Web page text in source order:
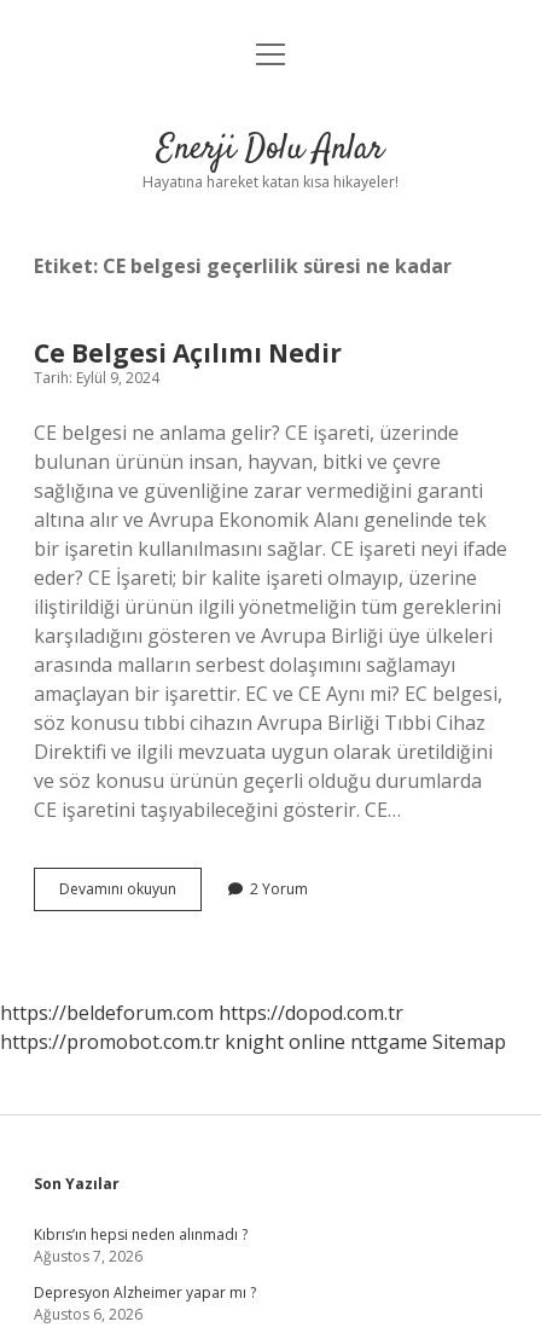
Anasayfa
Yasal Uyarı
menüyü
Enerji Dolu Anlar
Hayatına hareket katan kısa hikayeler!
Etiket: CE belgesi geçerlilik süresi ne kadar
Ce Belgesi Açılımı Nedir
Tarih: Eylül 9, 2024
CE belgesi ne anlama gelir? CE işareti, üzerinde
bulunan ürünün insan, hayvan, bitki ve çevre
sağlığına ve güvenliğine zarar vermediğini garanti
altına alır ve Avrupa Ekonomik Alanı genelinde tek
bir işaretin kullanılmasını sağlar. CE işareti neyi ifade
eder? CE İşareti; bir kalite işareti olmayıp, üzerine
iliştirildiği ürünün ilgili yönetmeliğin tüm gereklerini
karşıladığını gösteren ve Avrupa Birliği üye ülkeleri
arasında malların serbest dolaşımını sağlamayı
amaçlayan bir işarettir. EC ve CE Aynı mi? EC belgesi,
söz konusu tıbbi cihazın Avrupa Birliği Tıbbi Cihaz
Direktifi ve ilgili mevzuata uygun olarak üretildiğini
ve söz konusu ürünün geçerli olduğu durumlarda
CE işaretini taşıyabileceğini gösterir. CE…
Devamını okuyun
Belgesi
2 Yorum
https://beldeforum.com https://dopod.com.tr
https://promobot.com.tr knight online nttgame Sitemap
Sidebar
Son Yazılar
Kıbrıs’ın hepsi neden alınmadı ?
Ağustos 7, 2026
Depresyon Alzheimer yapar mı ?
Ağustos 6, 2026